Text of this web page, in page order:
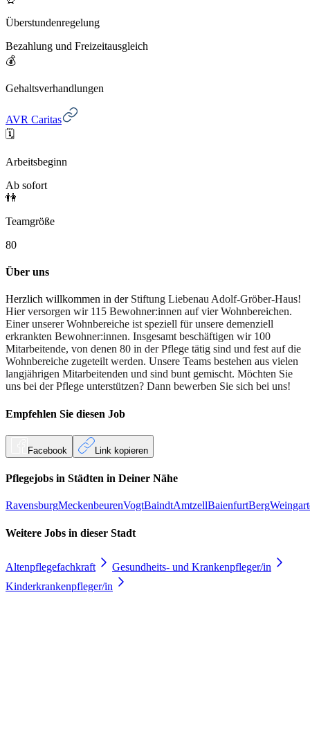
Überstundenregelung
Bezahlung und Freizeitausgleich
💰
Gehaltsverhandlungen
AVR Caritas
🗓️
Arbeitsbeginn
Ab sofort
👫
Teamgröße
80
Über uns
Herzlich willkommen in der Stiftung Liebenau Adolf-Gröber-Haus!
Hier versorgen wir 115 Bewohner:innen auf vier Wohnbereichen.
Einer unserer Wohnbereiche ist speziell für unsere demenziell
erkrankten Bewohner:innen. Insgesamt beschäftigen wir 100
Mitarbeitende, von denen 80 in der Pflege tätig sind und fest auf die
Wohnbereiche zugeteilt werden. Unsere Teams bestehen aus vielen
langjährigen Mitarbeitenden und sind bunt gemischt. Möchten Sie
uns bei der Pflege unterstützen? Dann bewerben Sie sich bei uns!
Empfehlen Sie diesen Job
Facebook Link kopieren
Pflegejobs in Städten in Deiner Nähe
RavensburgMeckenbeurenVogtBaindtAmtzellBaienfurtBerg
Weitere Jobs in dieser Stadt
Altenpflegefachkraft
Gesundheits- und Krankenpfleger/in
Kinderkrankenpfleger/in